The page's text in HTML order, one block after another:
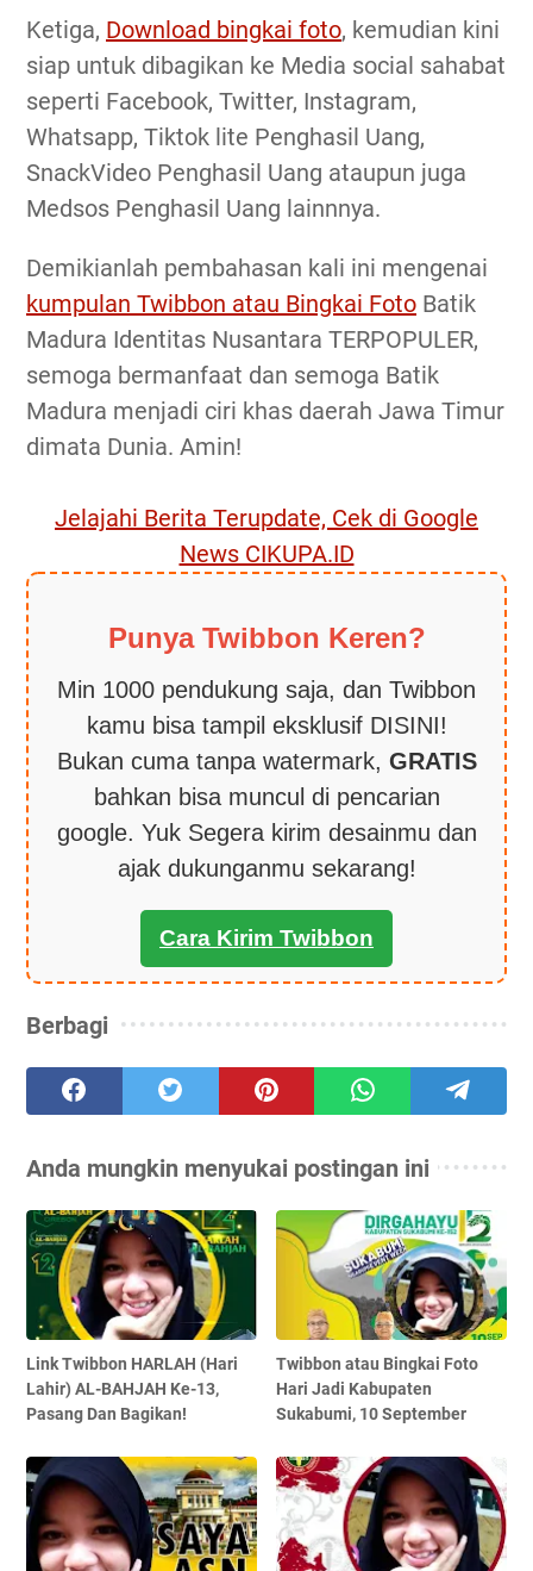
Ketiga, Download bingkai foto, kemudian kini
siap untuk dibagikan ke Media social sahabat
seperti Facebook, Twitter, Instagram,
Whatsapp, Tiktok lite Penghasil Uang,
SnackVideo Penghasil Uang ataupun juga
Medsos Penghasil Uang lainnnya.
Demikianlah pembahasan kali ini mengenai
kumpulan Twibbon atau Bingkai Foto Batik
Madura Identitas Nusantara TERPOPULER,
semoga bermanfaat dan semoga Batik
Madura menjadi ciri khas daerah Jawa Timur
dimata Dunia. Amin!
Jelajahi Berita Terupdate, Cek di Google
News CIKUPA.ID
Punya Twibbon Keren?
Min 1000 pendukung saja, dan Twibbon
kamu bisa tampil eksklusif DISINI!
Bukan cuma tanpa watermark, GRATIS
bahkan bisa muncul di pencarian
google. Yuk Segera kirim desainmu dan
ajak dukunganmu sekarang!
Cara Kirim Twibbon
Berbagi
Anda mungkin menyukai postingan ini
Link Twibbon HARLAH (Hari
Lahir) AL-BAHJAH Ke-13,
Pasang Dan Bagikan!
Twibbon atau Bingkai Foto
Hari Jadi Kabupaten
Sukabumi, 10 September